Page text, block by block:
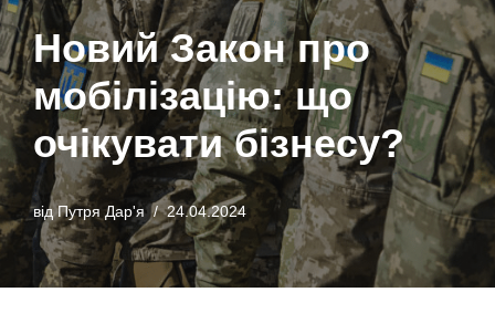
Новий Закон про
мобілізацію: що
очікувати бізнесу?
відПутря Дар'я 24.04.2024